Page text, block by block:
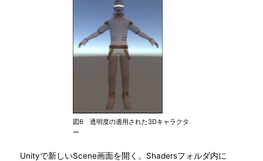
図6 透明度の適用された3Dキャラクタ
ー
Unityで新しいScene画面を開く。Shadersフォルダ内に